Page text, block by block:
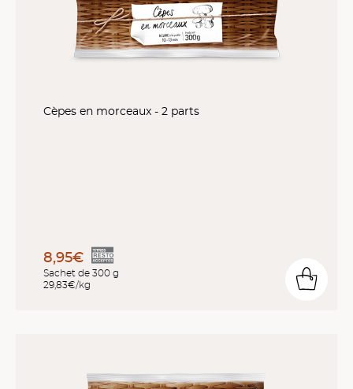
Cèpes en morceaux - 2 parts
8,95€
Sachet de 300 g
29,83€/kg